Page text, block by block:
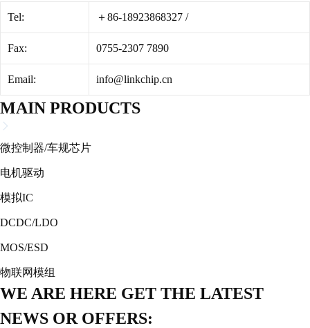
Tel: ＋86-18923868327 /
Fax: 0755-2307 7890
Email: info@linkchip.cn
MAIN PRODUCTS
微控制器/车规芯片
电机驱动
模拟IC
DCDC/LDO
MOS/ESD
物联网模组
WE ARE HERE GET THE LATEST
NEWS OR OFFERS: